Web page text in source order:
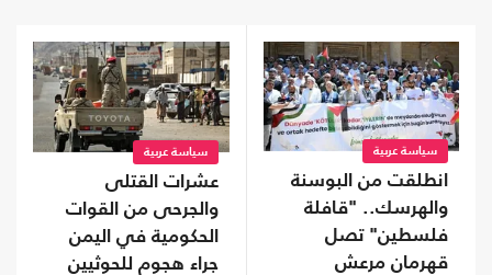
سياسة عربية
انطلقت من البوسنة
والهرسك.. "قافلة
فلسطين" تصل
قهرمان مرعش
سياسة عربية
عشرات القتلى
والجرحى من القوات
الحكومية في اليمن
جراء هجوم للحوثيين